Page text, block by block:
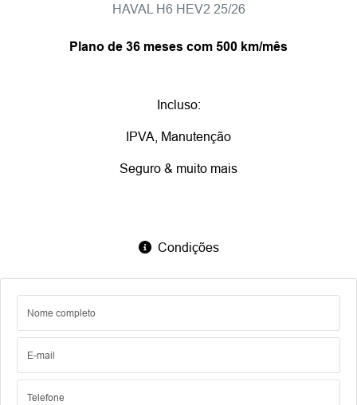
HAVAL H6 HEV2 25/26
Plano de 36 meses com 500 km/mês
Incluso:
IPVA, Manutenção
Seguro & muito mais
Condições